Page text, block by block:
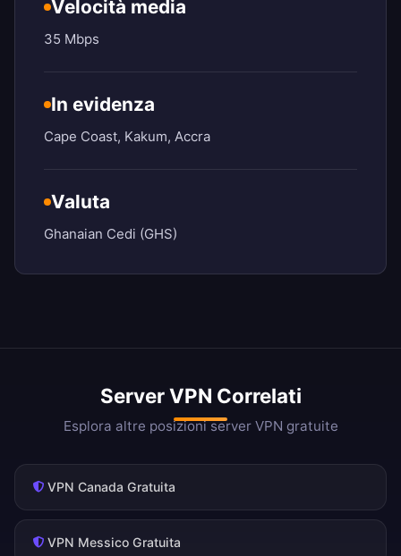
Velocità media
35 Mbps
In evidenza
Cape Coast, Kakum, Accra
Valuta
Ghanaian Cedi (GHS)
Server VPN Correlati
Esplora altre posizioni server VPN gratuite
VPN Canada Gratuita
VPN Messico Gratuita